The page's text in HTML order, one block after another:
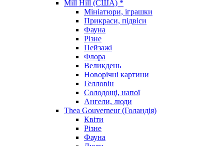
Mill Hill (США) *
Мініатюри, іграшки
Прикраси, підвіси
Фауна
Різне
Пейзажі
Флора
Великдень
Новорічні картини
Гелловін
Солодощі, напої
Ангели, люди
Thea Gouverneur (Голандія)
Квіти
Різне
Фауна